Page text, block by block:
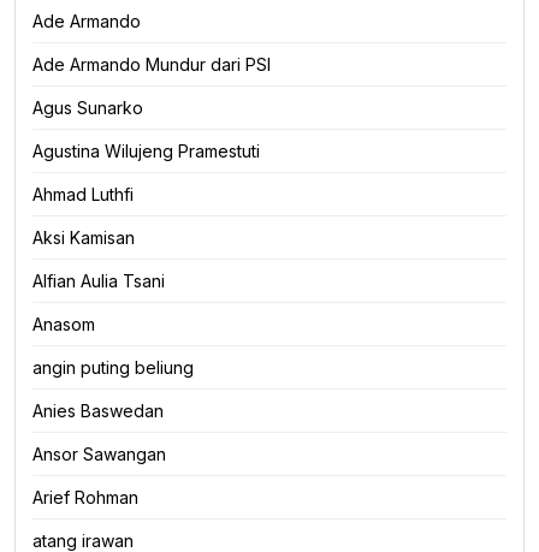
Ade Armando
Ade Armando Mundur dari PSI
Agus Sunarko
Agustina Wilujeng Pramestuti
Ahmad Luthfi
Aksi Kamisan
Alfian Aulia Tsani
Anasom
angin puting beliung
Anies Baswedan
Ansor Sawangan
Arief Rohman
atang irawan